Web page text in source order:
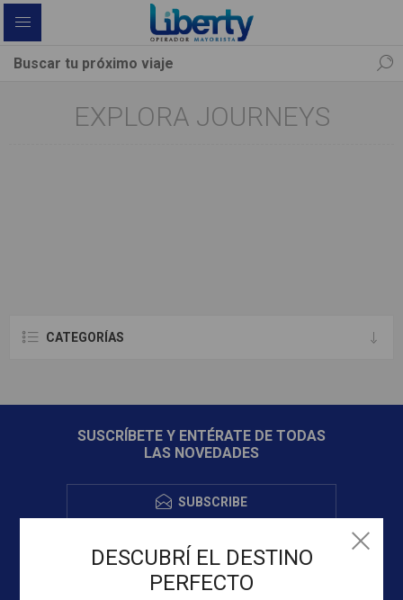
EXPLORA JOURNEYS
CATEGORÍAS
SUSCRÍBETE Y ENTÉRATE DE TODAS
LAS NOVEDADES
SUBSCRIBE
DESCUBRÍ EL DESTINO
PERFECTO